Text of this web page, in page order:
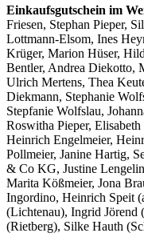
Einkaufsgutschein im
Friesen, Stephan Pieper,
Lottmann-Elsom, Ines
Krüger, Marion Hüser,
Bentler, Andrea Diekotto,
Ulrich Mertens, Thea
Diekmann, Stephanie
Stepfanie Wolfslau,
Roswitha Pieper,
Heinrich Engelmeier,
Pollmeier, Janine Hartig,
& Co KG, Justine
Marita Kößmeier, Jona
Ingordino, Heinrich Speit
(Lichtenau), Ingrid Jörend
(Rietberg), Silke Hauth